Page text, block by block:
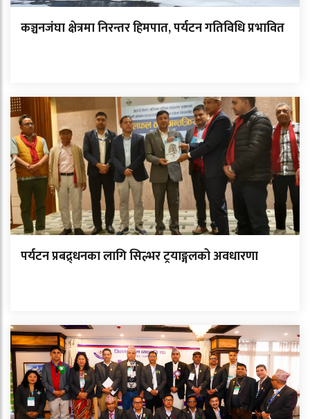
कञ्चनजंघा क्षेत्रमा निरन्तर हिमपात, पर्यटन गतिविधि प्रभावित
पर्यटन प्रबद्र्धनका लागि सिल्भर ट्रयाङ्गलको अवधारणा